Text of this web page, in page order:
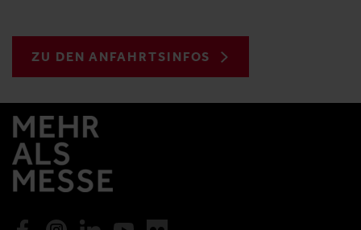
ZU DEN ANFAHRTSINFOS